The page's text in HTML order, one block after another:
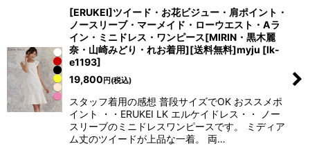
[ERUKEI]ツイード・お花ビジュー・肩ポイント・
ノースリーブ・マーメイド・ローウエスト・Aラ
イン・ミニドレス・ワンピース[MIRIN・黒木麗
奈・山崎みどり・れお着用][送料無料]myju [lk-
e1193]
19,800 円 (税込)
スタッフ着用の感想 普段サイズでOK おススメポ
イント ・・ERUKEI LK エルケイドレス・・ ノー
スリーブのミニドレスワンピースです。 ミディア
ム丈のツイードが上品な一着。 両…